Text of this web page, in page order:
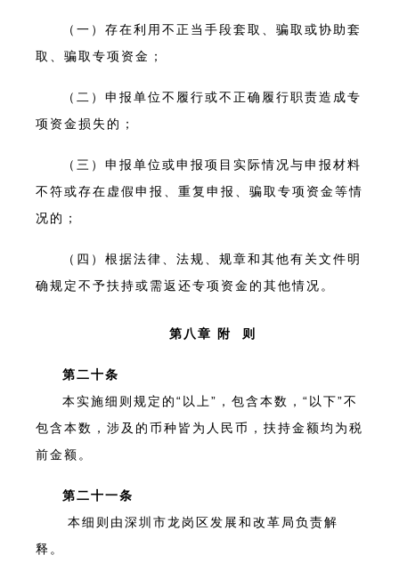
（一）存在利用不正当手段套取、骗取或协助套
取、骗取专项资金；
（二）申报单位不履行或不正确履行职责造成专
项资金损失的；
（三）申报单位或申报项目实际情况与申报材料
不符或存在虚假申报、重复申报、骗取专项资金等情
况的；
（四）根据法律、法规、规章和其他有关文件明
确规定不予扶持或需返还专项资金的其他情况。
第八章 附 则
第二十条
本实施细则规定的“以上”，包含本数，“以下”不
包含本数，涉及的币种皆为人民币，扶持金额均为税
前金额。
第二十一条
本细则由深圳市龙岗区发展和改革局负责解
释。